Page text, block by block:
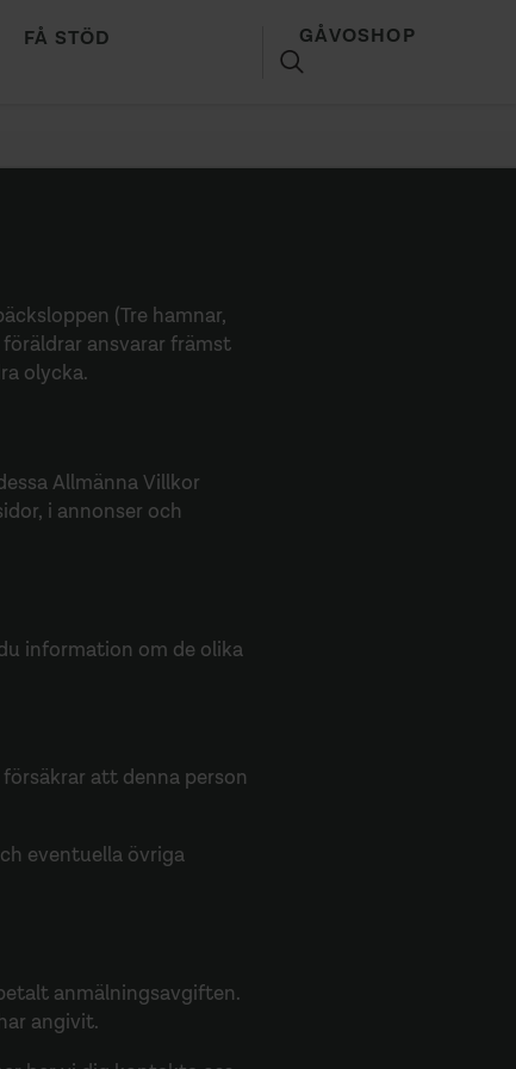
FÅ STÖD
GÅVOSHOP
(Tre hamnar,
ansvarar främst
olycka.
Allmänna Villkor
i annonser och
information om de olika
att denna person
eventuella övriga
anmälningsavgiften.
angivit.